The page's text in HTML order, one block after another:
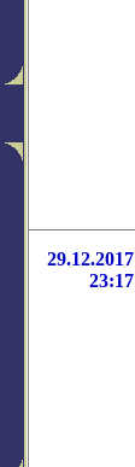
29.12.2017
23:17